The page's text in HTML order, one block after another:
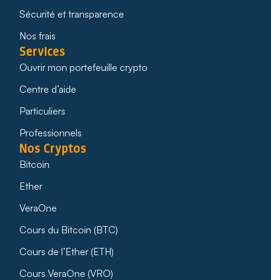
Sécurité et transparence
Nos frais
Services
Ouvrir mon portefeuille crypto
Centre d’aide
Particuliers
Professionnels
Nos Cryptos
Bitcoin
Ether
VeraOne
Cours du Bitcoin (BTC)
Cours de l’Ether (ETH)
Cours VeraOne (VRO)